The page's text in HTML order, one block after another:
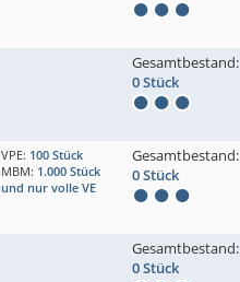
Gesamtbestand:
0 Stück
VPE: 100 Stück
MBM: 1.000 Stück
und nur volle VE
Gesamtbestand:
0 Stück
Gesamtbestand:
0 Stück